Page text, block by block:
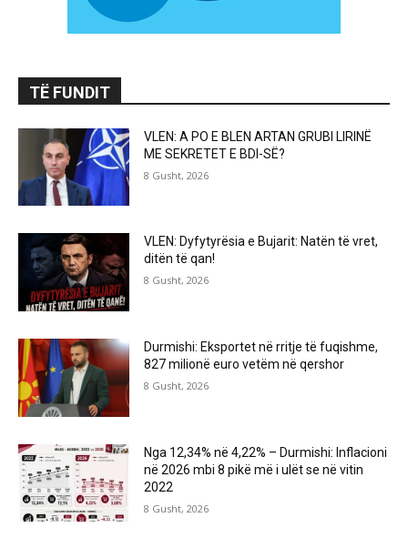
TË FUNDIT
VLEN: A PO E BLEN ARTAN GRUBI LIRINË
ME SEKRETET E BDI-SË?
8 Gusht, 2026
VLEN: Dyfytyrësia e Bujarit: Natën të vret,
ditën të qan!
8 Gusht, 2026
Durmishi: Eksportet në rritje të fuqishme,
827 milionë euro vetëm në qershor
8 Gusht, 2026
Nga 12,34% në 4,22% – Durmishi: Inflacioni
në 2026 mbi 8 pikë më i ulët se në vitin
2022
8 Gusht, 2026